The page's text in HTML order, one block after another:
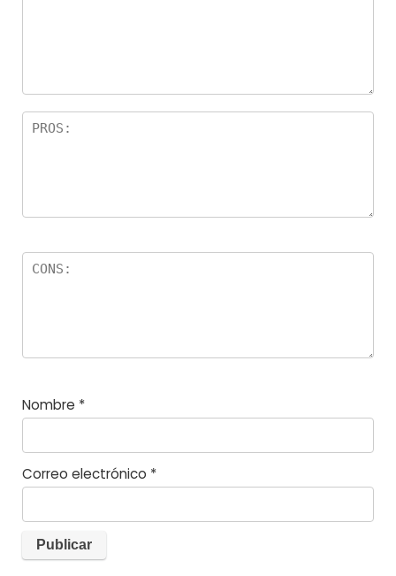
el
Nombre *
Correo electrónico *